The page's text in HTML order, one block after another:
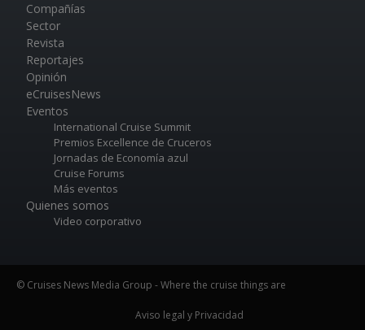
Compañías
Sector
Revista
Reportajes
Opinión
eCruisesNews
Eventos
International Cruise Summit
Premios Excellence de Cruceros
Jornadas de Economía azul
Cruise Forums
Más eventos
Quienes somos
Video corporativo
© Cruises News Media Group - Where the cruise things are
Aviso legal y Privacidad